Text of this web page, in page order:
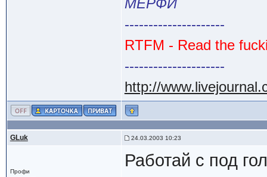
МЕРФИ
---------------------
RTFM - Read the
---------------------
http://
GLuk 24.03.2003 10:23
Профи
Работай с под